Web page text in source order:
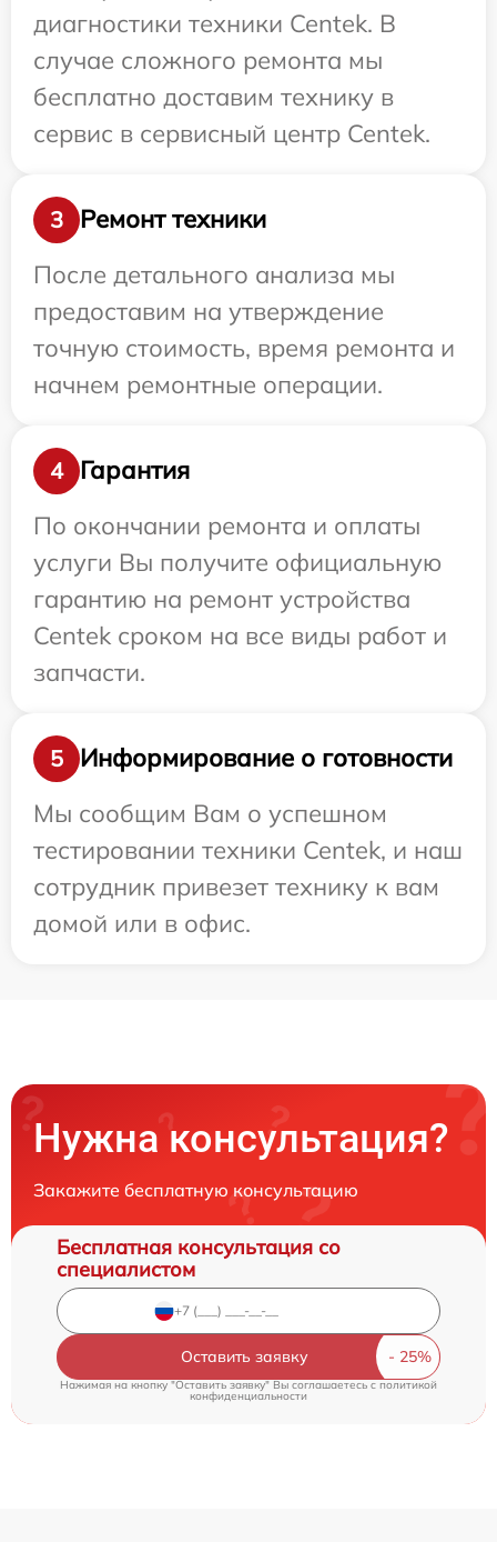
диагностики техники Centek. В
случае сложного ремонта мы
бесплатно доставим технику в
сервис в сервисный центр Centek.
3
Ремонт техники
После детального анализа мы
предоставим на утверждение
точную стоимость, время ремонта и
начнем ремонтные операции.
4
Гарантия
По окончании ремонта и оплаты
услуги Вы получите официальную
гарантию на ремонт устройства
Centek сроком на все виды работ и
запчасти.
5
Информирование о готовности
Мы сообщим Вам о успешном
тестировании техники Centek, и наш
сотрудник привезет технику к вам
домой или в офис.
Нужна консультация?
Закажите бесплатную консультацию
Бесплатная консультация со
специалистом
Оставить заявку
Нажимая на кнопку "Оставить заявку" Вы соглашаетесь cполитикой
конфиденциальности